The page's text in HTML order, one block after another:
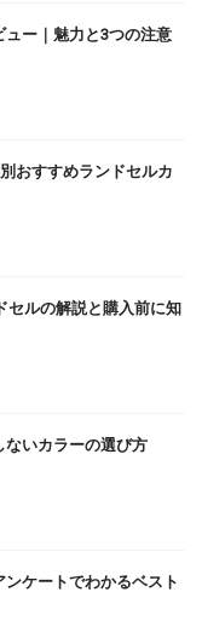
ー｜魅力と3つの注意
おすすめランドセルカ
セルの解説と購入前に知
ないカラーの選び方
ケートでわかるベスト